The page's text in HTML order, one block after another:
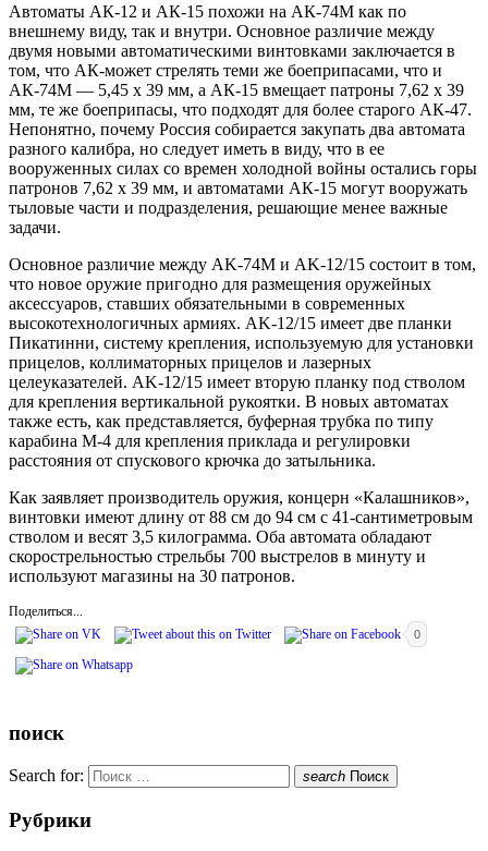
Автоматы АК-12 и АК-15 похожи на АК-74М как по
внешнему виду, так и внутри. Основное различие между
двумя новыми автоматическими винтовками заключается в
том, что АК-может стрелять теми же боеприпасами, что и
АК-74М — 5,45 х 39 мм, а АК-15 вмещает патроны 7,62 х 39
мм, те же боеприпасы, что подходят для более старого АК-47.
Непонятно, почему Россия собирается закупать два автомата
разного калибра, но следует иметь в виду, что в ее
вооруженных силах со времен холодной войны остались горы
патронов 7,62 х 39 мм, и автоматами АК-15 могут вооружать
тыловые части и подразделения, решающие менее важные
задачи.
Основное различие между AK-74M и AK-12/15 состоит в том,
что новое оружие пригодно для размещения оружейных
аксессуаров, ставших обязательными в современных
высокотехнологичных армиях. AK-12/15 имеет две планки
Пикатинни, систему крепления, используемую для установки
прицелов, коллиматорных прицелов и лазерных
целеуказателей. AK-12/15 имеет вторую планку под стволом
для крепления вертикальной рукоятки. В новых автоматах
также есть, как представляется, буферная трубка по типу
карабина М-4 для крепления приклада и регулировки
расстояния от спускового крючка до затыльника.
Как заявляет производитель оружия, концерн «Калашников»,
винтовки имеют длину от 88 см до 94 см с 41-сантиметровым
стволом и весят 3,5 килограмма. Оба автомата обладают
скорострельностью стрельбы 700 выстрелов в минуту и
используют магазины на 30 патронов.
Поделиться...
0
поиск
Search for: search Поиск
Рубрики